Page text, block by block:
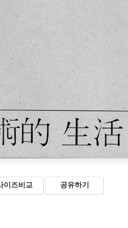
이즈비교 공유하기